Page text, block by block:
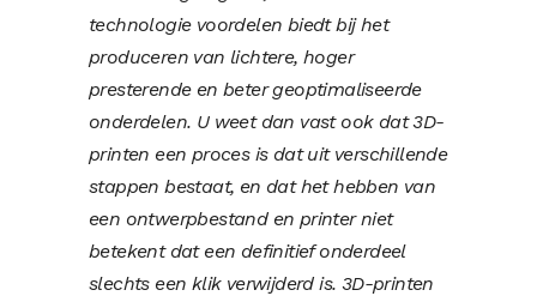
technologie voordelen biedt bij het
produceren van lichtere, hoger
presterende en beter geoptimaliseerde
onderdelen. U weet dan vast ook dat 3D-
printen een proces is dat uit verschillende
stappen bestaat, en dat het hebben van
een ontwerpbestand en printer niet
betekent dat een definitief onderdeel
slechts een klik verwijderd is. 3D-printen